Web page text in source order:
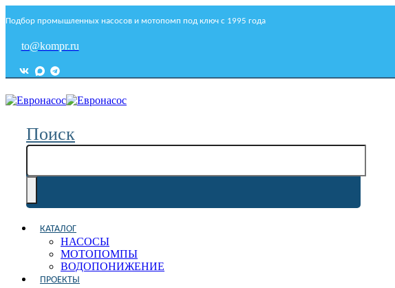
Подбор промышленных насосов и мотопомп под ключ с 1995 года
to@kompr.ru
Поиск
КАТАЛОГ
НАСОСЫ
МОТОПОМПЫ
ВОДОПОНИЖЕНИЕ
ПРОЕКТЫ